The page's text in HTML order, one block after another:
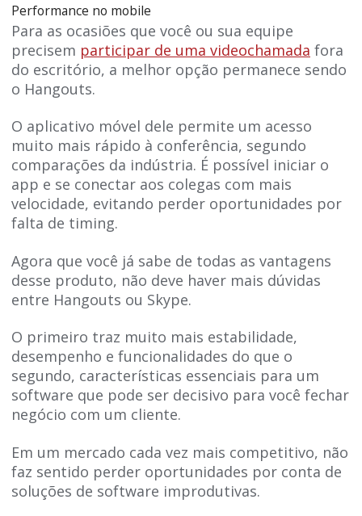
Performance no mobile
Para as ocasiões que você ou sua equipe
precisem participar de uma videochamada fora
do escritório, a melhor opção permanece sendo
o Hangouts.
O aplicativo móvel dele permite um acesso
muito mais rápido à conferência, segundo
comparações da indústria. É possível iniciar o
app e se conectar aos colegas com mais
velocidade, evitando perder oportunidades por
falta de timing.
Agora que você já sabe de todas as vantagens
desse produto, não deve haver mais dúvidas
entre Hangouts ou Skype.
O primeiro traz muito mais estabilidade,
desempenho e funcionalidades do que o
segundo, características essenciais para um
software que pode ser decisivo para você fechar
negócio com um cliente.
Em um mercado cada vez mais competitivo, não
faz sentido perder oportunidades por conta de
soluções de software improdutivas.